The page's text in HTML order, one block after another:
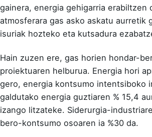
gainera, energia gehigarria erabiltzen
atmosferara gas asko askatu aurretik
isuriak hozteko eta kutsadura
Hain zuzen ere, gas horien hondar-
proiektuaren helburua. Energia hori
gero, energia kontsumo intentsiboko
galdutako energia guztiaren % 15,4
izango litzateke. Siderurgia-
bero-kontsumo osoaren ia %30 da.